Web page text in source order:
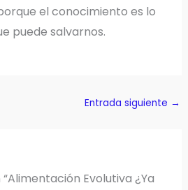
el conocimiento es lo
puede salvarnos.
Entrada siguiente →
Evolutiva ¿Ya